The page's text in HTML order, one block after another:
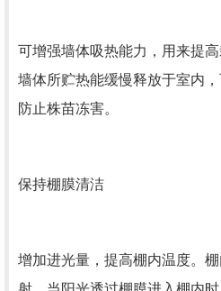
可增强墙体吸热能力，用来提
墙体所贮热能缓慢释放于室内
防止株苗冻害。
保持棚膜清洁
增加进光量，提高棚内温度。